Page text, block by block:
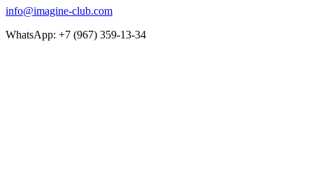
info@imagine-club.com
WhatsApp: +7 (967) 359-13-34